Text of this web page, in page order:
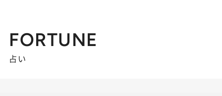
FORTUNE
占い